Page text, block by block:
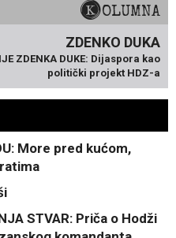
KOLUMNA
ZDENKO DUKA
ZDENKA DUKE: Dijaspora kao
politički projekt HDZ-a
More pred kućom,
STVAR: Priča o Hodži